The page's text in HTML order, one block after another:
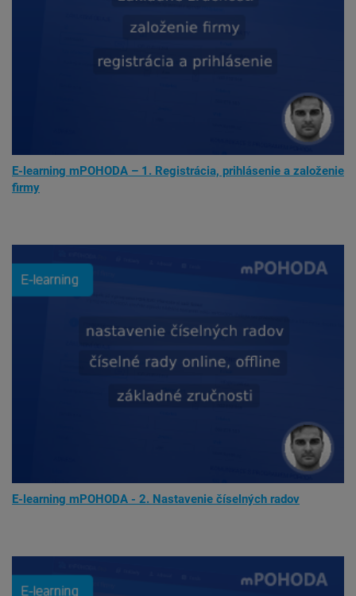
E-learning mPOHODA – 1. Registrácia, prihlásenie a založenie
firmy
E-learning mPOHODA - 2. Nastavenie číselných radov